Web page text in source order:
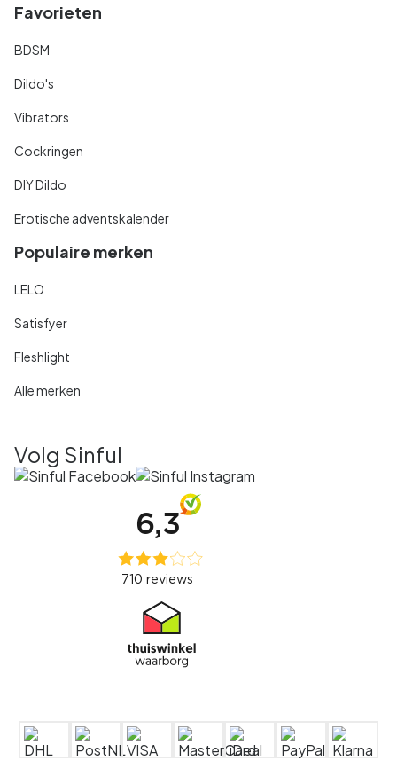
Favorieten
BDSM
Dildo's
Vibrators
Cockringen
DIY Dildo
Erotische adventskalender
Populaire merken
LELO
Satisfyer
Fleshlight
Alle merken
Volg Sinful